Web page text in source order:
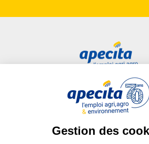
Liens utiles
Plan du site